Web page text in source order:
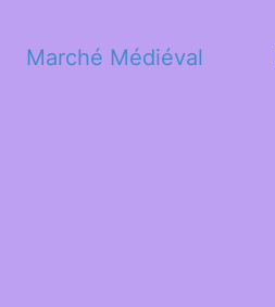
Marché Médiéval